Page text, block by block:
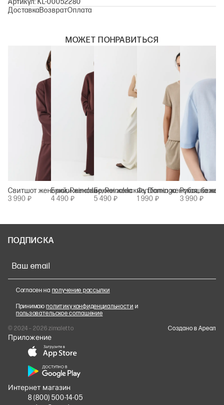
Артикул: KL-00052280
ДоставкаВозвратОплата
МОЖЕТ ПОНРАВИТЬСЯ
Свитшот женский, Reinalda
3 990 ₽
Брюки женские, Reinalda
4 490 ₽
Брюки женские, Dominga
5 490 ₽
Футболка женская,
Hannah
1 990 ₽
Рубашка
3 990 ₽
ПОДПИСКА
Ваш email
Согласен на получение рассылки
Принимаюполитику конфиденциальности и
пользовательское соглашение
© 2024 – 2026 zimaletto
Cоздано в Ареал
Приложение
Интернет магазин
8 (800) 500-14-05